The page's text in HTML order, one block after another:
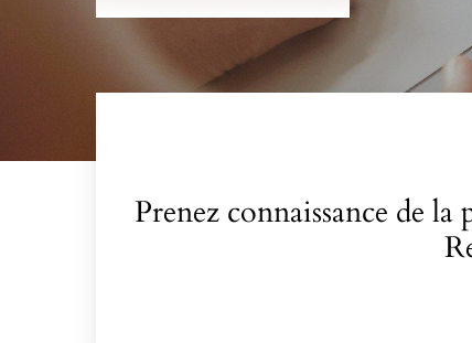
Prenez connaissance de